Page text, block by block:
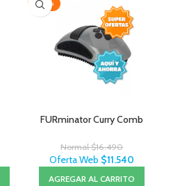
-30%
FURminator Curry Comb
Normal$16.490
Oferta Web $11.540
AGREGAR AL CARRITO